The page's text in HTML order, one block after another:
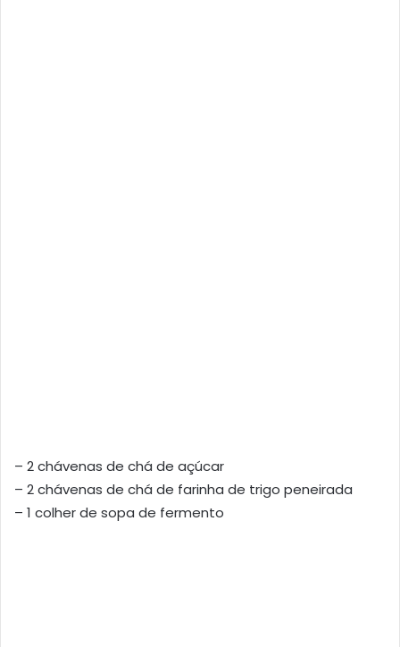
– 2 chávenas de chá de açúcar
– 2 chávenas de chá de farinha de trigo peneirada
– 1 colher de sopa de fermento